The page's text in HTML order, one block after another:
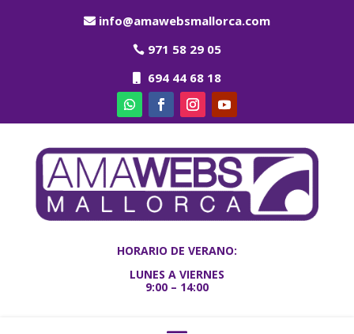
info@amawebsmallorca.com
971 58 29 05
694 44 68 18
HORARIO DE VERANO:
LUNES A VIERNES
9:00 – 14:00